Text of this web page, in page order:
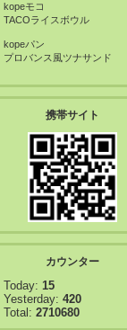
kopeモコ
TACOライスボウル
kopeパン
プロバンス風ツナサンド
携帯サイト
カウンター
Today: 15
Yesterday: 420
Total: 2710680